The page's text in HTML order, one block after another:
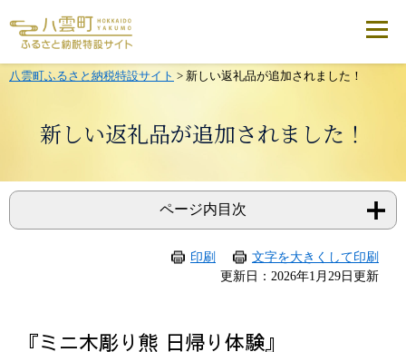
ニ
を八雲町ふるさと納税特設サイト > 新しい返礼品が追加されました！
新しい返礼品が追加されました！
ページ内目次
印刷
文字を大きくして印刷
更新日：2026年1月29日更新
​『ミニ木彫り熊 日帰り体験』